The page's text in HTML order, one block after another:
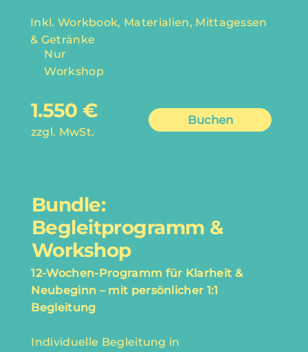
Inkl. Workbook, Materialien, Mittagessen
& Getränke
Nur
Workshop
1.550 €
zzgl. MwSt.
Buchen
Bundle:
Begleitprogramm &
Workshop
12-Wochen-Programm für Klarheit &
Neubeginn – mit persönlicher 1:1
Begleitung
Individuelle Begleitung in